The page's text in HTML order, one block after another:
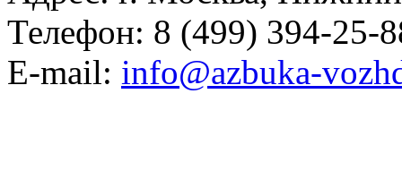
Телефон: 8 (499) 394-25-
E-mail: info@azbuka-